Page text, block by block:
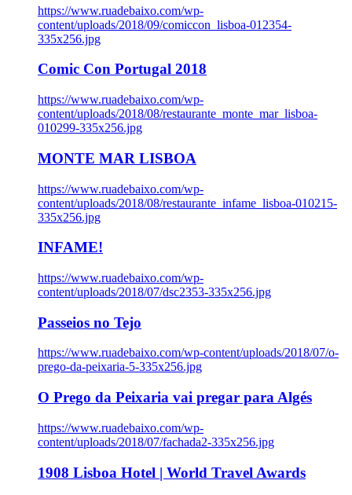
https://www.ruadebaixo.com/wp-
content/uploads/2018/09/comiccon_lisboa-012354-
335x256.jpg
Comic Con Portugal 2018
https://www.ruadebaixo.com/wp-
content/uploads/2018/08/restaurante_monte_mar_lisboa-
010299-335x256.jpg
MONTE MAR LISBOA
https://www.ruadebaixo.com/wp-
content/uploads/2018/08/restaurante_infame_lisboa-010215-
335x256.jpg
INFAME!
https://www.ruadebaixo.com/wp-
content/uploads/2018/07/dsc2353-335x256.jpg
Passeios no Tejo
https://www.ruadebaixo.com/wp-content/uploads/2018/07/o-
prego-da-peixaria-5-335x256.jpg
O Prego da Peixaria vai pregar para Algés
https://www.ruadebaixo.com/wp-
content/uploads/2018/07/fachada2-335x256.jpg
1908 Lisboa Hotel | World Travel Awards